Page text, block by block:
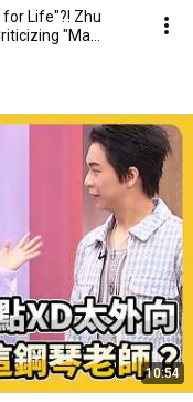
Life"?! Zhu
"Ma...
10:54